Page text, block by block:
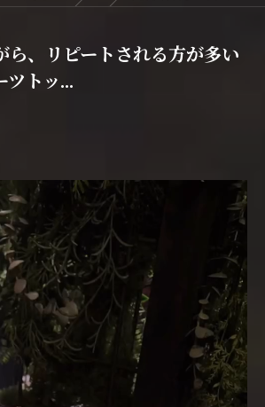
ら、リピートされる方が多い
ツトッ...